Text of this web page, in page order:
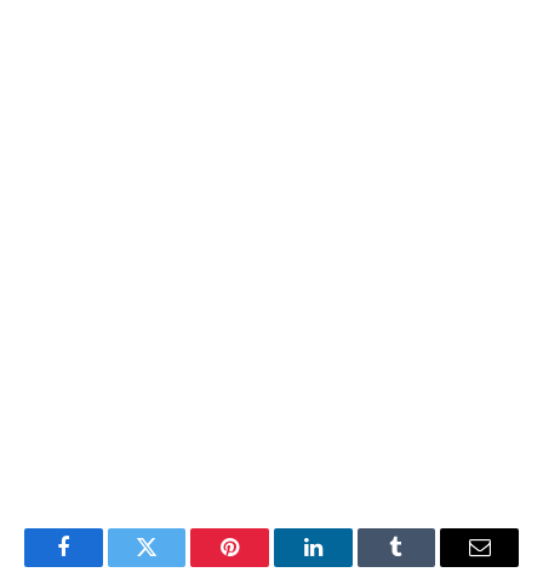
FacebookTwitter Pinterest LinkedInTumblr
E-